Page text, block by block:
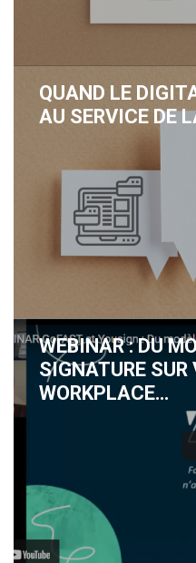
QUAND LE
AU SERVICE DE
WEBINAR : DU
SIGNATURE
WORKPLACE…